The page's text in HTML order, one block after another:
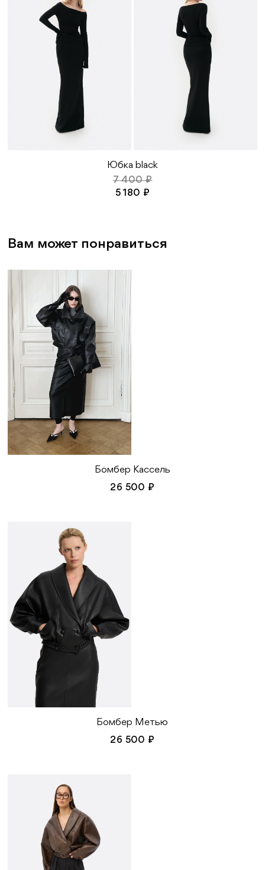
могут быть повреждены, из-за чего материал
утратит свои качества и внешний вид
Во избежание деформации изделия от
высоких температур исключите
использование утюга или иных
нагревательных средств
Сушите изделие на плечиках или в
горизонтальном виде при комнатной
температуре (подберите вешалку по
размеру изделия, чтобы не деформировать
линию плеч)
Исключите агрессивные средства, такие как
отбеливатели и средства с содержанием
Юбка black
7 400 ₽
5 180 ₽
Вам может понравиться
Бомбер Кассель
26 500 ₽
Бомбер Метью
26 500 ₽